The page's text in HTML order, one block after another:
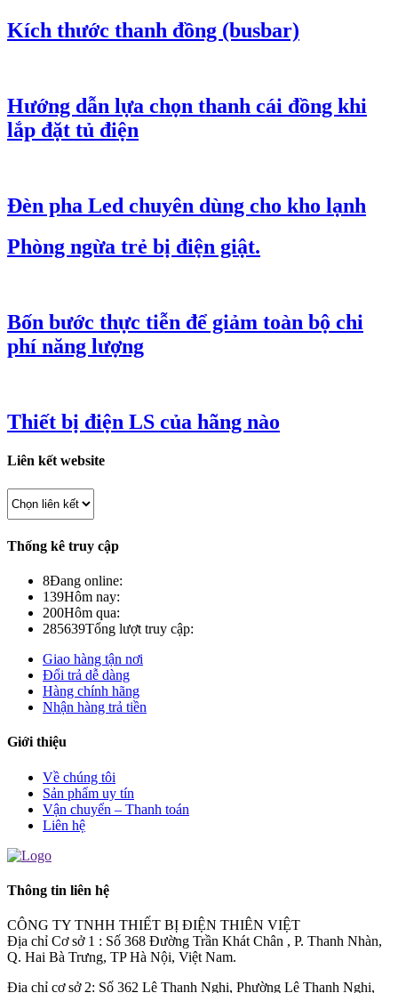
Kích thước thanh đồng (busbar)
Hướng dẫn lựa chọn thanh cái đồng khi
lắp đặt tủ điện
Đèn pha Led chuyên dùng cho kho lạnh
Phòng ngừa trẻ bị điện giật.
Bốn bước thực tiễn để giảm toàn bộ chi
phí năng lượng
Thiết bị điện LS của hãng nào
Liên kết website
Thống kê truy cập
8Đang online:
139Hôm nay:
200Hôm qua:
285639Tổng lượt truy cập:
Giao hàng tận nơi
Đổi trả dễ dàng
Hàng chính hãng
Nhận hàng trả tiền
Giới thiệu
Về chúng tôi
Sản phẩm uy tín
Vận chuyển – Thanh toán
Liên hệ
Thông tin liên hệ
CÔNG TY TNHH THIẾT BỊ ĐIỆN THIÊN VIỆT
Địa chỉ Cơ sở 1 : Số 368 Đường Trần Khát Chân , P. Thanh Nhàn,
Q. Hai Bà Trưng, TP Hà Nội, Việt Nam.
Địa chỉ cơ sở 2: Số 362 Lê Thanh Nghị, Phường Lê Thanh Nghị,